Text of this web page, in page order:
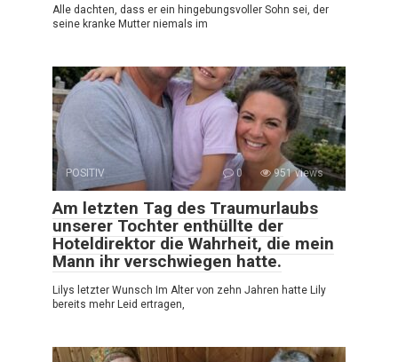
Alle dachten, dass er ein hingebungsvoller Sohn sei, der
seine kranke Mutter niemals im
POSITIV 0 951 views
Am letzten Tag des Traumurlaubs
unserer Tochter enthüllte der
Hoteldirektor die Wahrheit, die mein
Mann ihr verschwiegen hatte.
Lilys letzter Wunsch Im Alter von zehn Jahren hatte Lily
bereits mehr Leid ertragen,